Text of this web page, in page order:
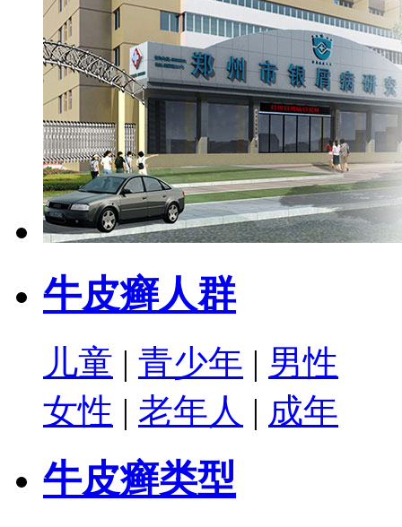
牛皮癣人群
儿童 | 青少年 | 男性
女性 | 老年人 | 成年
牛皮癣类型